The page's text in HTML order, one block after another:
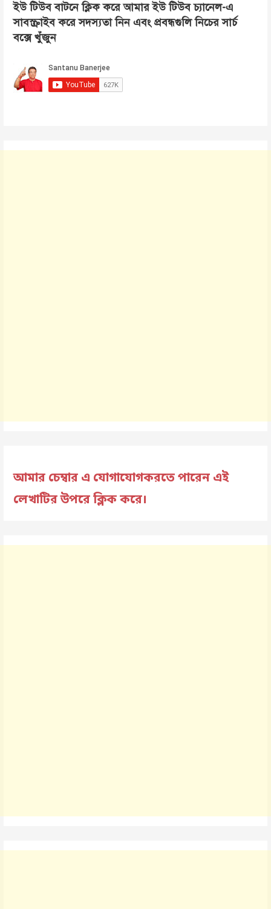
ইউ টিউব বাটনে ক্লিক করে আমার ইউ টিউব চ্যানেল-এ
সাবস্ক্রাইব করে সদস্যতা নিন এবং প্রবন্ধগুলি নিচের সার্চ
বক্সে খুঁজুন
আমার চেম্বার এ যোগাযোগকরতে পারেন এই
লেখাটির উপরে ক্লিক করে।